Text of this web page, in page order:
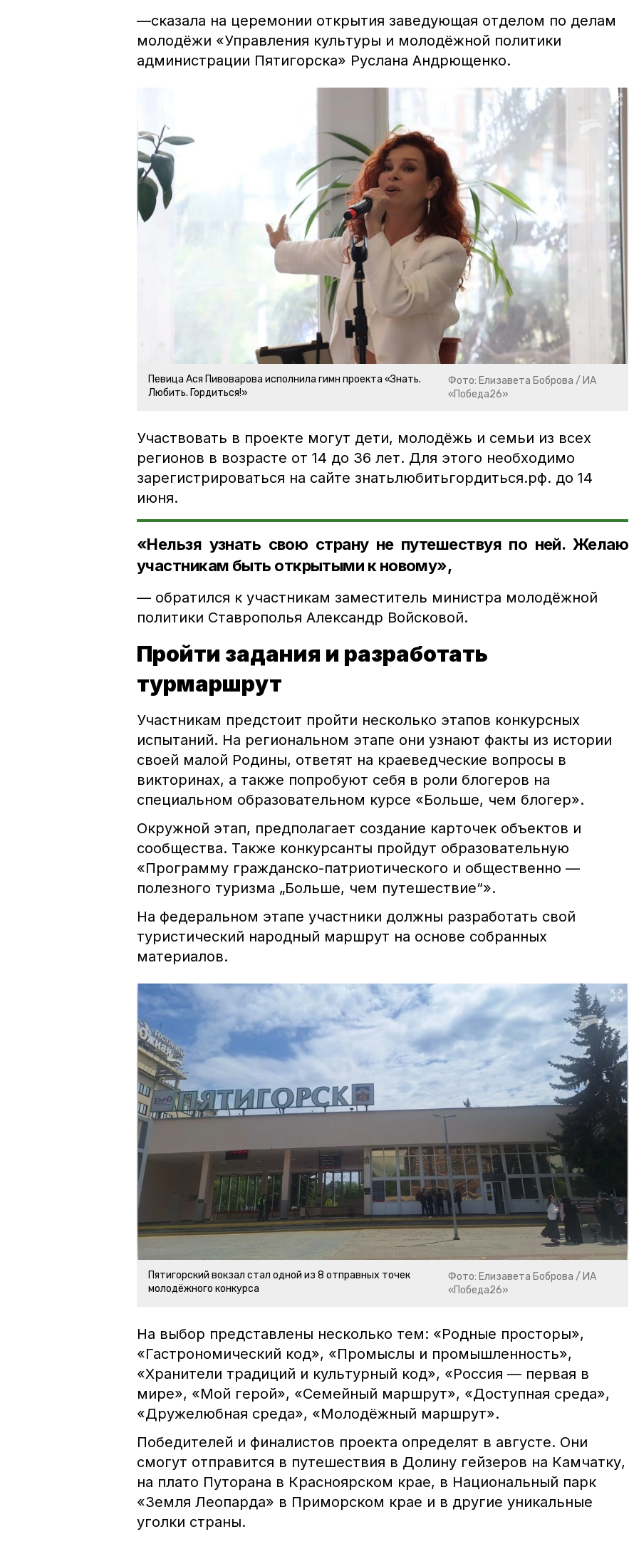
—сказала на церемонии открытия заведующая отделом по делам
молодёжи «Управления культуры и молодёжной политики
администрации Пятигорска» Руслана Андрющенко.
Певица Ася Пивоварова исполнила гимн проекта «Знать.
Любить. Гордиться!»
Фото: Елизавета Боброва / ИА
«Победа26»
Участвовать в проекте могут дети, молодёжь и семьи из всех
регионов в возрасте от 14 до 36 лет. Для этого необходимо
зарегистрироваться на сайте знатьлюбитьгордиться.рф. до 14
июня.
«Нельзя узнать свою страну не путешествуя по ней. Желаю
участникам быть открытыми к новому»,
— обратился к участникам заместитель министра молодёжной
политики Ставрополья Александр Войсковой.
Пройти задания и разработать
турмаршрут
Участникам предстоит пройти несколько этапов конкурсных
испытаний. На региональном этапе они узнают факты из истории
своей малой Родины, ответят на краеведческие вопросы в
викторинах, а также попробуют себя в роли блогеров на
специальном образовательном курсе «Больше, чем блогер».
Окружной этап, предполагает создание карточек объектов и
сообщества. Также конкурсанты пройдут образовательную
«Программу гражданско-патриотического и общественно —
полезного туризма „Больше, чем путешествие“».
На федеральном этапе участники должны разработать свой
туристический народный маршрут на основе собранных
материалов.
Пятигорский вокзал стал одной из 8 отправных точек
молодёжного конкурса
Фото: Елизавета Боброва / ИА
«Победа26»
На выбор представлены несколько тем: «Родные просторы»,
«Гастрономический код», «Промыслы и промышленность»,
«Хранители традиций и культурный код», «Россия — первая в
мире», «Мой герой», «Семейный маршрут», «Доступная среда»,
«Дружелюбная среда», «Молодёжный маршрут».
Победителей и финалистов проекта определят в августе. Они
смогут отправится в путешествия в Долину гейзеров на Камчатку,
на плато Путорана в Красноярском крае, в Национальный парк
«Земля Леопарда» в Приморском крае и в другие уникальные
уголки страны.